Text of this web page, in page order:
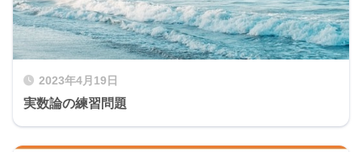
2023年4月19日
実数論の練習問題